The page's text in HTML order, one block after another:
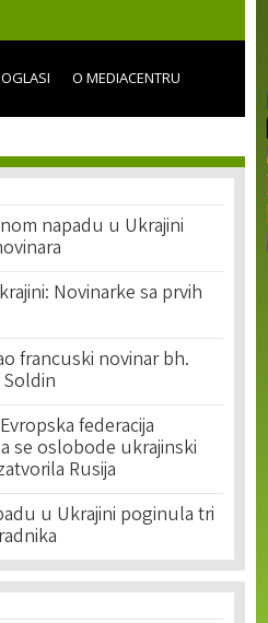
OGLASI O MEDIACENTRU
napadu u Ukrajini
Novinarke sa prvih
francuski novinar bh.
federacija
se oslobode ukrajinski
Rusija
u Ukrajini poginula tri